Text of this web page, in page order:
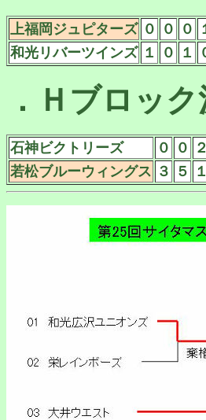
上福岡ジュピターズ ０ ０ ０
和光リバーツインズ １ ０ １
．Ｈブロッ
石神ビクトリーズ ０ ０ ２
若松ブルーウィングス ３ ５ １